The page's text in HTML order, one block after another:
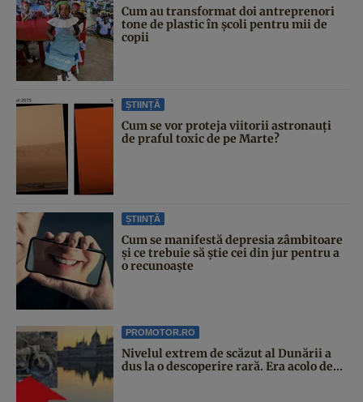
Cum au transformat doi antreprenori
tone de plastic în școli pentru mii de
copii
ȘTIINȚĂ
Cum se vor proteja viitorii astronauți
de praful toxic de pe Marte?
ȘTIINȚĂ
Cum se manifestă depresia zâmbitoare
și ce trebuie să știe cei din jur pentru a
o recunoaște
PROMOTOR.RO
Nivelul extrem de scăzut al Dunării a
dus la o descoperire rară. Era acolo de...